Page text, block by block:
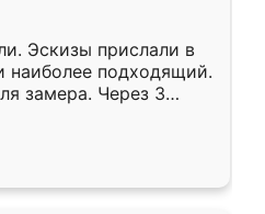
Эскизы прислали в
наиболее подходящий.
замера. Через 3
готова. Остались
Ренессанс
работу!